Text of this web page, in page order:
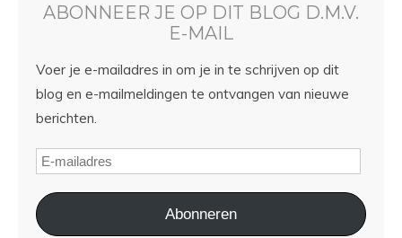
ABONNEER JE OP DIT BLOG D.M.V.
E-MAIL
Voer je e-mailadres in om je in te schrijven op dit
blog en e-mailmeldingen te ontvangen van nieuwe
berichten.
Abonneren